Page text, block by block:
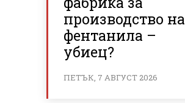
производство на
фентанила –
убиец?
ПЕТЪК, 7 АВГУСТ 2026